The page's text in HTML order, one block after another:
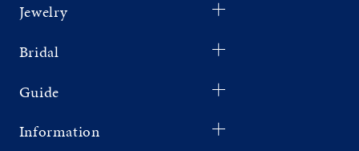
Jewelry
Bridal
Guide
Information